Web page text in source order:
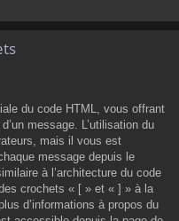
du code HTML, vous offrant
message. L’utilisation du
mais il vous est
message depuis le
à l’architecture du code
crochets « [ » et « ] » à la
d’informations à propos du